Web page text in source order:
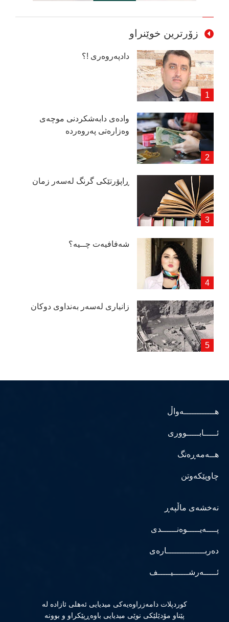
زۆرترین خوێنراو
دادپەروەری !؟
وادەی دابەشكردنی موچەی
وەزارەتی پەروەردە
ڕاپۆرتێكی گرنگ لەسەر زمان
شەفافیەت چــیە؟
زانیاری لەسەر بەنداوی دوكان
هــــــــــــەواڵ
ئـــــابـــــووری
هــەمەڕەنگ
چاوپێکەوتن
نەخشەی ماڵپەڕ
پــــەیـــــوەنــــــدی
دەربـــــــــــــــارەی
ئـــــەرشــــــیـــــف
كوردپلات دامەزراوەیەكی میدیایی ئەهلی ئازادە لە
پێناو مۆدێلێكی نوێی میدیایی باوەڕپێكراو و بوونە